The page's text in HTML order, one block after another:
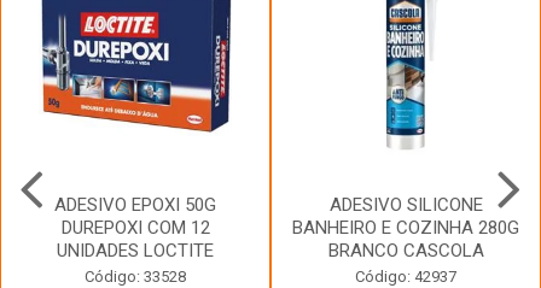
ADESIVO EPOXI 50G
DUREPOXI COM 12
UNIDADES LOCTITE
Código: 33528
ADESIVO SILICONE
BANHEIRO E COZINHA 280G
BRANCO CASCOLA
Código: 42937